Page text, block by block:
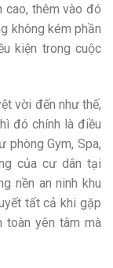
cao, thêm vào đó
không kém phần
kiện trong cuộc
vời đến như thế,
đó chính là điều
phòng Gym, Spa,
của cư dân tại
nền an ninh khu
tất cả khi gặp
toàn yên tâm mà